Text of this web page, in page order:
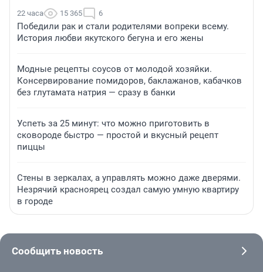
22 часа 15 365 6
Победили рак и стали родителями вопреки всему.
История любви якутского бегуна и его жены
Модные рецепты соусов от молодой хозяйки.
Консервирование помидоров, баклажанов, кабачков
без глутамата натрия — сразу в банки
Успеть за 25 минут: что можно приготовить в
сковороде быстро — простой и вкусный рецепт
пиццы
Стены в зеркалах, а управлять можно даже дверями.
Незрячий красноярец создал самую умную квартиру
в городе
Сообщить новость